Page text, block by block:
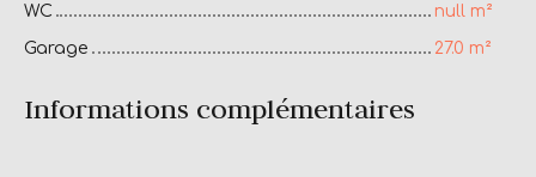
WC
null m²
Garage
27.0 m²
Informations complémentaires